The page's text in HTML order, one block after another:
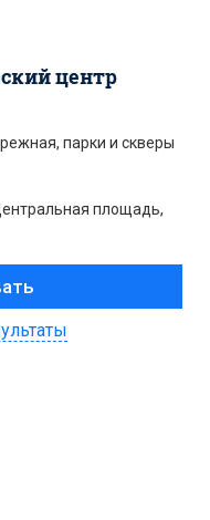
центр
парки и скверы
площадь,